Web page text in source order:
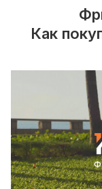
Как